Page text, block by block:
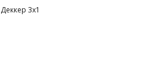
Деккер 3х1